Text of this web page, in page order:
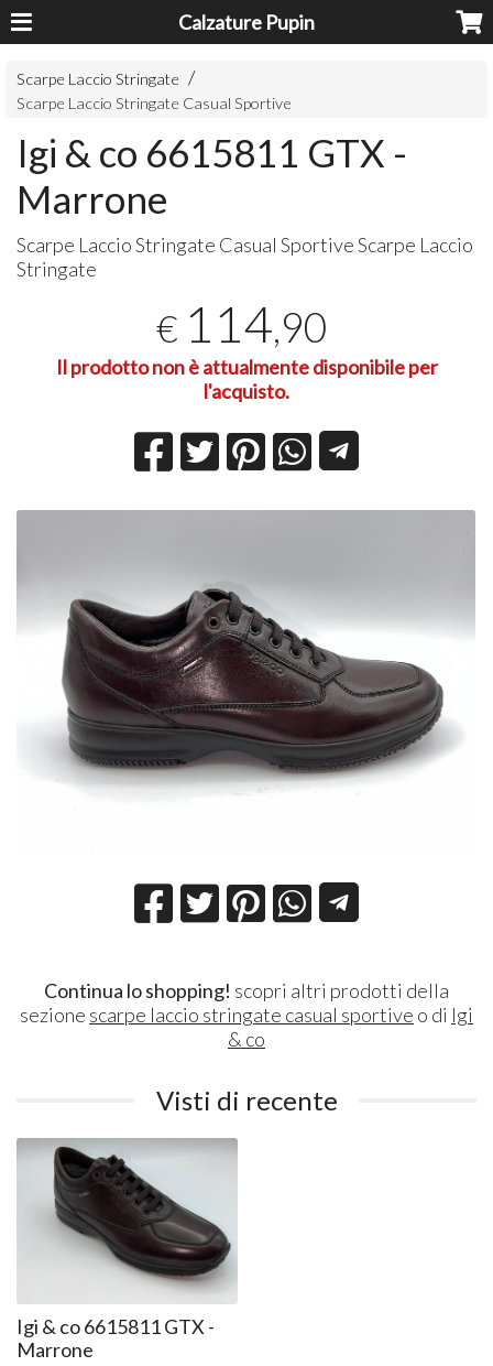
Calzature Pupin
Scarpe Laccio Stringate
Scarpe Laccio Stringate Casual Sportive
Igi & co 6615811 GTX -
Marrone
Scarpe Laccio Stringate Casual Sportive Scarpe Laccio
Stringate
€ 114,90
Il prodotto non è attualmente disponibile per
l'acquisto.
Continua lo shopping! scopri altri prodotti della
sezione scarpe laccio stringate casual sportive o di Igi
& co
Visti di recente
Igi & co 6615811 GTX -
Marrone